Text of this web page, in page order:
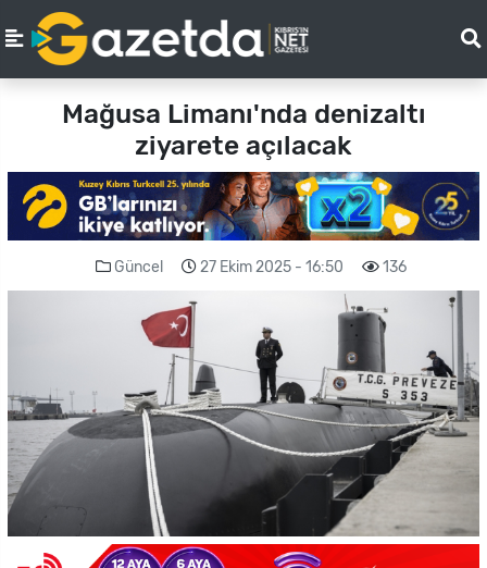
Mağusa Limanı'nda denizaltı
ziyarete açılacak
Güncel 27 Ekim 2025 - 16:50 136